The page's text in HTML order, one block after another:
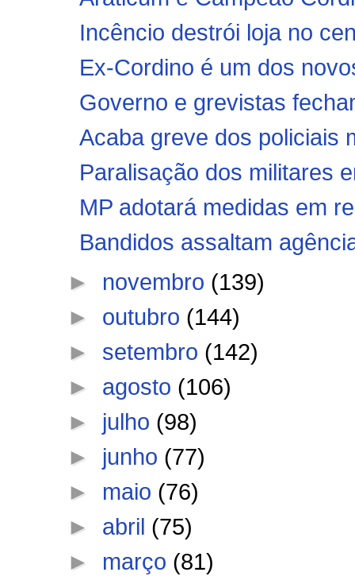
Incêncio destrói loja no
Ex-Cordino é um dos
Governo e grevistas
Acaba greve dos policiais
Paralisação dos militares
MP adotará medidas em
Bandidos assaltam
► novembro (139)
► outubro (144)
► setembro (142)
► agosto (106)
► julho (98)
► junho (77)
► maio (76)
► abril (75)
► março (81)